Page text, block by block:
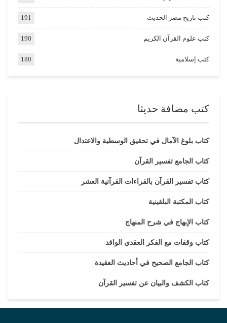
كتب تاريخ مصر الحديث 191
كتب علوم القرآن الكريم 190
كتب إسلامية 180
كتب مضافة حديثا
كتاب بلوغ الآمال في تحقيق الوسطية والاعتدال
كتاب الجامع تفسير القرآن
كتاب تفسير القرآن بالقراءات القرآنية العشر
كتاب المكتبة البلقينية
كتاب الإبهاج في شرح المنهاج
كتاب وقفات مع الفكر العقدي الوافد
كتاب الجامع الصحيح في أحاديث العقيدة
كتاب الكشف والبيان عن تفسير القرآن